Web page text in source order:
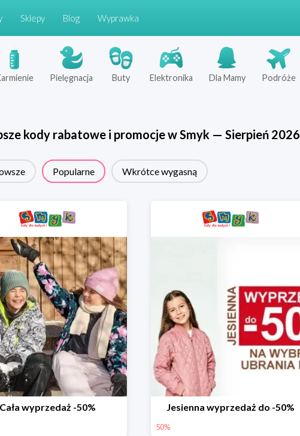
Sklepy Blog Wyprawka
Pielęgnacja Buty Elektronika Dla Mamy Podróże
kody rabatowe i promocje wSmyk — Sierpień 2026
Popularne Wkrótce wygasną
wyprzedaż -50% Jesienna wyprzedaż do -50%
50%